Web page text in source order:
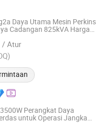
Daya Utama Mesin Perkins
Cadangan 825kVA Harga
/ Atur
2024
3500W Perangkat Daya
untuk Operasi Jangka
Co., Ltd.